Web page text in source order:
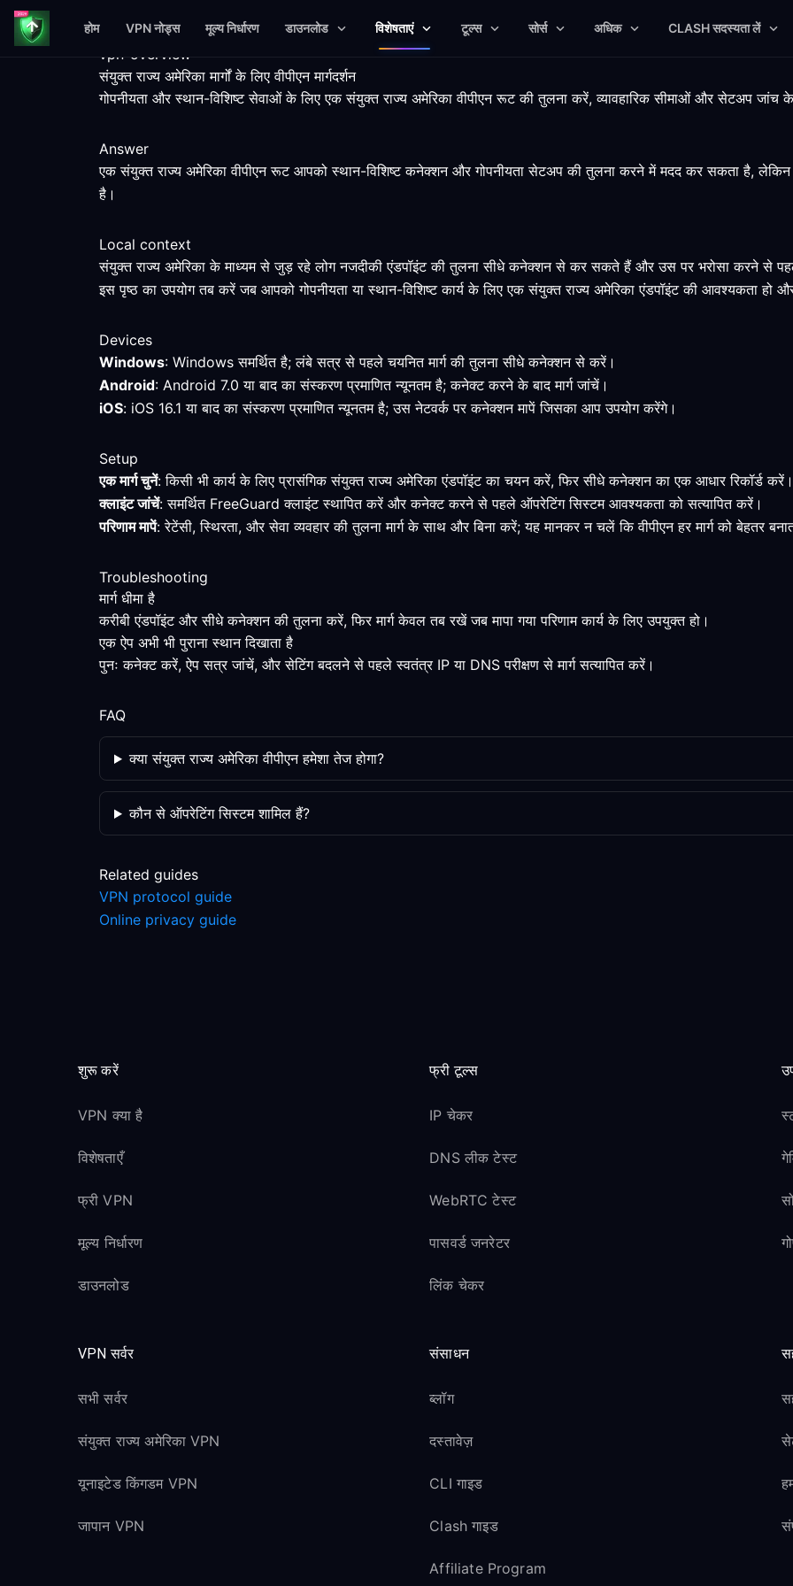
होम VPN नोड्स मूल्य निर्धारण डाउनलोड विशेषताएं टूल्स सोर्स अधिक CLASH सदस्यता लें
vpn-overview
संयुक्त राज्य अमेरिका मार्गों के लिए वीपीएन मार्गदर्शन
गोपनीयता और स्थान-विशिष्ट सेवाओं के लिए एक संयुक्त राज्य अमेरिका वीपीएन रूट की तुलना करें, व्यावहारिक सीमाओं और सेटअप जांच
Answer
एक संयुक्त राज्य अमेरिका वीपीएन रूट आपको स्थान-विशिष्ट कनेक्शन और गोपनीयता सेटअप की तुलना करने में मदद कर सकता है, लेकिन
है।
Local context
संयुक्त राज्य अमेरिका के माध्यम से जुड़ रहे लोग नजदीकी एंडपॉइंट की तुलना सीधे कनेक्शन से कर सकते हैं और उस पर भरोसा करने से
इस पृष्ठ का उपयोग तब करें जब आपको गोपनीयता या स्थान-विशिष्ट कार्य के लिए एक संयुक्त राज्य अमेरिका एंडपॉइंट की आवश्यकता हो और
Devices
Windows: Windows समर्थित है; लंबे सत्र से पहले चयनित मार्ग की तुलना सीधे कनेक्शन से करें।
Android: Android 7.0 या बाद का संस्करण प्रमाणित न्यूनतम है; कनेक्ट करने के बाद मार्ग जांचें।
iOS: iOS 16.1 या बाद का संस्करण प्रमाणित न्यूनतम है; उस नेटवर्क पर कनेक्शन मापें जिसका आप उपयोग करेंगे।
Setup
एक मार्ग चुनें: किसी भी कार्य के लिए प्रासंगिक संयुक्त राज्य अमेरिका एंडपॉइंट का चयन करें, फिर सीधे कनेक्शन का एक आधार रिकॉर्ड करें।
क्लाइंट जांचें: समर्थित FreeGuard क्लाइंट स्थापित करें और कनेक्ट करने से पहले ऑपरेटिंग सिस्टम आवश्यकता को सत्यापित करें।
परिणाम मापें: रेटेंसी, स्थिरता, और सेवा व्यवहार की तुलना मार्ग के साथ और बिना करें; यह मानकर न चलें कि वीपीएन हर मार्ग को बेहतर
Troubleshooting
मार्ग धीमा है
करीबी एंडपॉइंट और सीधे कनेक्शन की तुलना करें, फिर मार्ग केवल तब रखें जब मापा गया परिणाम कार्य के लिए उपयुक्त हो।
एक ऐप अभी भी पुराना स्थान दिखाता है
पुनः कनेक्ट करें, ऐप सत्र जांचें, और सेटिंग बदलने से पहले स्वतंत्र IP या DNS परीक्षण से मार्ग सत्यापित करें।
FAQ
क्या संयुक्त राज्य अमेरिका वीपीएन हमेशा तेज होगा?
कौन से ऑपरेटिंग सिस्टम शामिल हैं?
Related guides
VPN protocol guide
Online privacy guide
शुरू करें
VPN क्या है
विशेषताएँ
फ्री VPN
मूल्य निर्धारण
डाउनलोड
फ्री टूल्स
IP चेकर
DNS लीक टेस्ट
WebRTC टेस्ट
पासवर्ड जनरेटर
लिंक चेकर
VPN सर्वर
सभी सर्वर
संयुक्त राज्य अमेरिका VPN
यूनाइटेड किंगडम VPN
जापान VPN
संसाधन
ब्लॉग
दस्तावेज़
CLI गाइड
Clash गाइड
Affiliate Program